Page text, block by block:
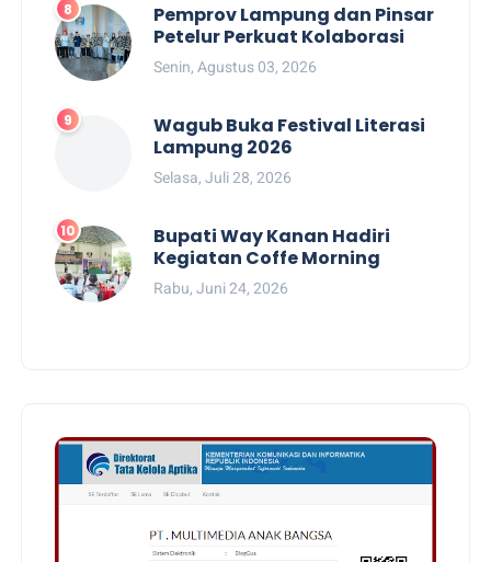
Pemprov Lampung dan Pinsar
Petelur Perkuat Kolaborasi
Senin, Agustus 03, 2026
Wagub Buka Festival Literasi
Lampung 2026
Selasa, Juli 28, 2026
Bupati Way Kanan Hadiri
Kegiatan Coffe Morning
Rabu, Juni 24, 2026